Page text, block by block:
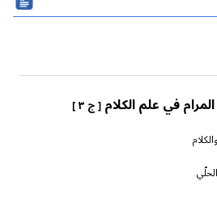
في علم الكلام[ ج ٣ ]